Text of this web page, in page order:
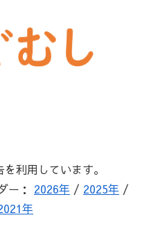
利用しています。
ー： 2026年 / 2025年 /
年